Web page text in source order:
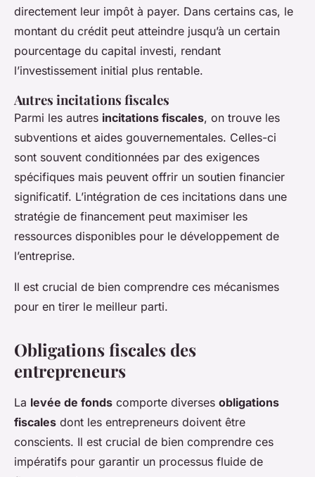
directement leur impôt à payer. Dans certains cas, le
montant du crédit peut atteindre jusqu’à un certain
pourcentage du capital investi, rendant
l’investissement initial plus rentable.
Autres incitations fiscales
Parmi les autres incitations fiscales, on trouve les
subventions et aides gouvernementales. Celles-ci
sont souvent conditionnées par des exigences
spécifiques mais peuvent offrir un soutien financier
significatif. L’intégration de ces incitations dans une
stratégie de financement peut maximiser les
ressources disponibles pour le développement de
l’entreprise.
Il est crucial de bien comprendre ces mécanismes
pour en tirer le meilleur parti.
Obligations fiscales des
entrepreneurs
La levée de fonds comporte diverses obligations
fiscales dont les entrepreneurs doivent être
conscients. Il est crucial de bien comprendre ces
impératifs pour garantir un processus fluide de